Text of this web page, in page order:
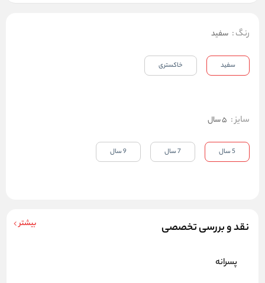
نقد و بررسی تخصصی بیشتر
پسرانه
رنگ: سفید
سفید خاکستری
سایز: 5 سال
5 سال 7 سال 9 سال